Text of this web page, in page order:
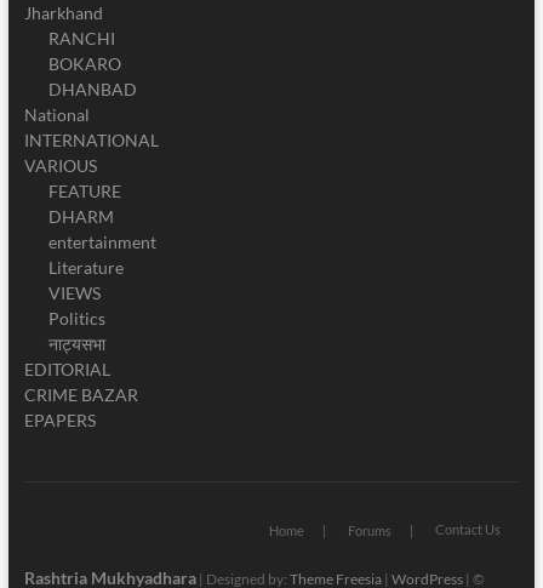
Jharkhand
RANCHI
BOKARO
DHANBAD
National
INTERNATIONAL
VARIOUS
FEATURE
DHARM
entertainment
Literature
VIEWS
Politics
नाट्यसभा
EDITORIAL
CRIME BAZAR
EPAPERS
Home Forums Contact Us
Rashtria Mukhyadhara| Designed by: Theme Freesia| WordPress| ©